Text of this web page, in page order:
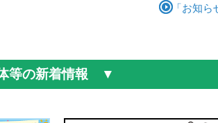
「お知ら
等の新着情報 ▼